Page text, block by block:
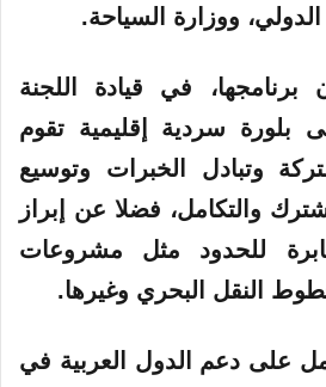
الدولي، ووزارة السياحة.
في قيادة اللجنة
بلورة سردية إقليمية تقوم
وتبادل الخبرات وتوسيع
والتكامل، فضلا عن إبراز
للحدود مثل مشروعات
النقل البحري وغيرها.
على دعم الدول العربية في